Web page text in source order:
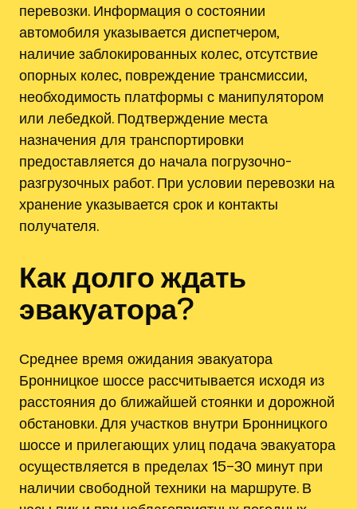
перевозки. Информация о состоянии
автомобиля указывается диспетчером,
наличие заблокированных колес, отсутствие
опорных колес, повреждение трансмиссии,
необходимость платформы с манипулятором
или лебедкой. Подтверждение места
назначения для транспортировки
предоставляется до начала погрузочно-
разгрузочных работ. При условии перевозки на
хранение указывается срок и контакты
получателя.
Как долго ждать
эвакуатора?
Среднее время ожидания эвакуатора
Бронницкое шоссе рассчитывается исходя из
расстояния до ближайшей стоянки и дорожной
обстановки. Для участков внутри Бронницкого
шоссе и прилегающих улиц подача эвакуатора
осуществляется в пределах 15–30 минут при
наличии свободной техники на маршруте. В